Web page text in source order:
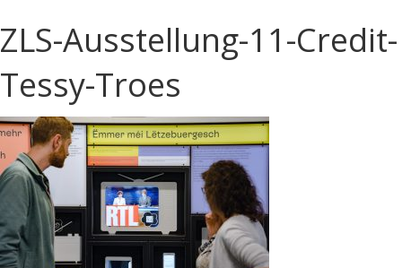
ZLS-Ausstellung-11-Credit-
Tessy-Troes